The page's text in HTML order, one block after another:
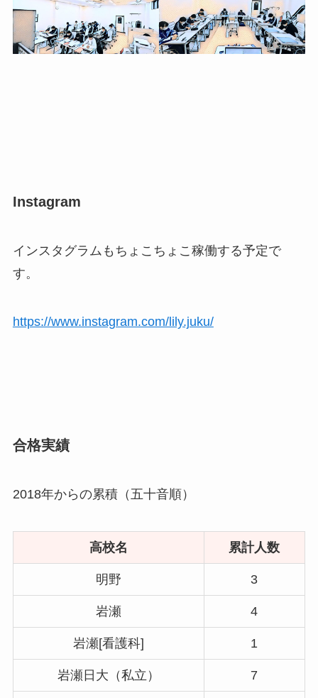
Instagram
インスタグラムもちょこちょこ稼働する予定で
す。
https://www.instagram.com/lily.juku/
合格実績
2018年からの累積（五十音順）
高校名 累計人数
明野 3
岩瀬 4
岩瀬[看護科] 1
岩瀬日大（私立） 7